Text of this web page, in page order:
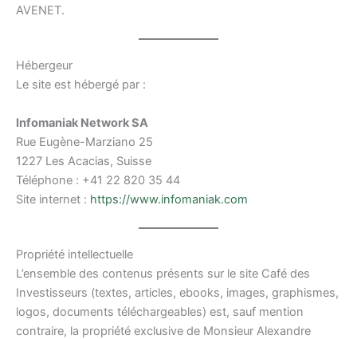
AVENET.
Hébergeur
Le site est hébergé par :
Infomaniak Network SA
Rue Eugène-Marziano 25
1227 Les Acacias, Suisse
Téléphone : +41 22 820 35 44
Site internet : https://www.infomaniak.com
Propriété intellectuelle
L’ensemble des contenus présents sur le site Café des
Investisseurs (textes, articles, ebooks, images, graphismes,
logos, documents téléchargeables) est, sauf mention
contraire, la propriété exclusive de Monsieur Alexandre